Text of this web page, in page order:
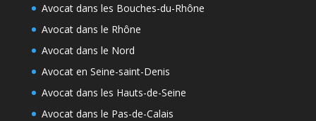
Avocat dans les Bouches-du-Rhône
Avocat dans le Rhône
Avocat dans le Nord
Avocat en Seine-saint-Denis
Avocat dans les Hauts-de-Seine
Avocat dans le Pas-de-Calais